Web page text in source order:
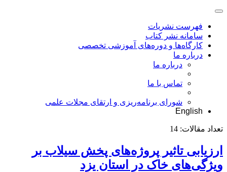
فهرست نشریات
سامانه نشر کتاب
کارگاه‌ها و دوره‌های آموزشی تخصصی
درباره ما
درباره ما
تماس با ما
شورای برنامه‌ریزی و ارتقای مجلات علمی
English
تعداد مقالات: 14
ارزیابی تاثیر پروژه‌های پخش سیلاب بر
ویژگی‌های خاک در استان یزد